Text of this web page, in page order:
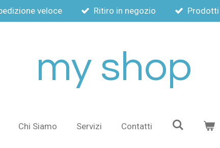
veloce Ritiro in negozio
my shop
Chi Siamo Servizi Contatti